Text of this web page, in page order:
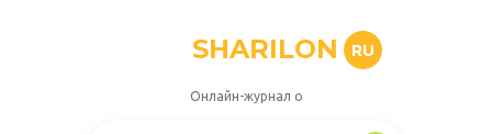
SHARILON RU
Онлайн-журнал о